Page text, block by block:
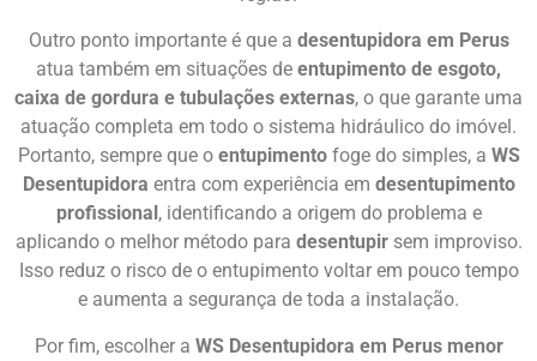
Outro ponto importante é que a desentupidora em Perus
atua também em situações de entupimento de esgoto,
caixa de gordura e tubulações externas, o que garante uma
atuação completa em todo o sistema hidráulico do imóvel.
Portanto, sempre que o entupimentofoge do simples, a WS
Desentupidora entra com experiência em desentupimento
profissional , identificando a origem do problema e
aplicando o melhor método para desentupirsem improviso.
Isso reduz o risco de o entupimento voltar em pouco tempo
e aumenta a segurança de toda a instalação.
Por fim, escolher a WS Desentupidora em Perus menor